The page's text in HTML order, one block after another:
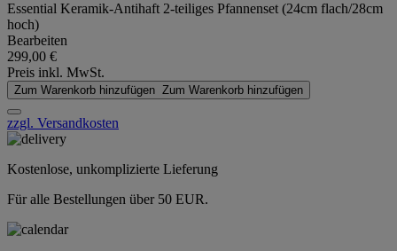
Essential Keramik-Antihaft 2-teiliges Pfannenset (24cm flach/28cm
hoch)
Bearbeiten
299,00 €
Preis inkl. MwSt.
Zum Warenkorb hinzufügen Zum Warenkorb hinzufügen
zzgl. Versandkosten
Kostenlose, unkomplizierte Lieferung
Für alle Bestellungen über 50 EUR.